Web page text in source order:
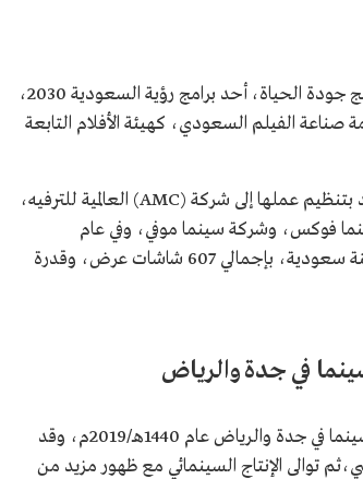
يأتي تنشيط قطاع السينما في السعودية، باعتباره من أهداف برنامج جودة الحياة، أحد برامج رؤية السعودية 2030،
الفيلم السعودي، كهيئة الأفلام التابعة
وأُعيد افتتاح دور السينما في السعودية عام 1439هـ/2018م، وعُهد بتنظيم عملها إلى شركة (AMC) العالمية للترفيه،
فوكس، وشركة سينما موفي، وفي عام
1444هـ/2023م، وصل عدد دور العرض إلى نحو 66 دارًا في 20 مدينة سعودية، بإجمالي 607 شاشات عرض، وقدرة
في جدة والرياض
يُعدُّ فيلم "رولم" أوَّل فيلم روائي سعودي يُعرض على شاشات السينما في جدة والرياض عام 1440هـ/2019م، وقد
توالى الإنتاج السينمائي مع ظهور مزيد من